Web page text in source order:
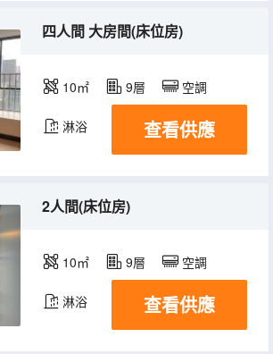
四人間 大房間(床位房)
10㎡ 9層 空調
淋浴 查看供應
2人間(床位房)
10㎡ 9層 空調
淋浴 查看供應